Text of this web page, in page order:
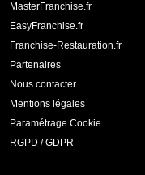
MasterFranchise.fr
EasyFranchise.fr
Franchise-Restauration.fr
Partenaires
Nous contacter
Mentions légales
Paramétrage Cookie
RGPD / GDPR